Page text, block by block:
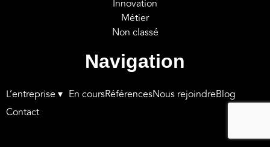
Innovation
Métier
Non classé
Navigation
L’entreprise ▾ En coursRéférencesNous rejoindreBlog
Contact